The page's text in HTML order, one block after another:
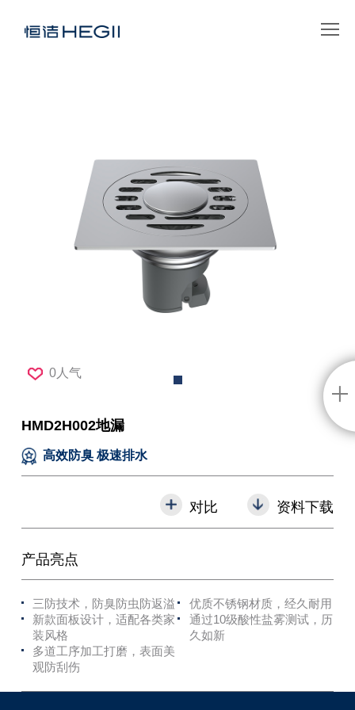
0人气
HMD2H002地漏
高效防臭 极速排水
资料下载
对比
产品亮点
三防技术，防臭防虫防返溢
优质不锈钢材质，经久耐用
新款面板设计，适配各类家
装风格
通过10级酸性盐雾测试，历
久如新
多道工序加工打磨，表面美
观防刮伤